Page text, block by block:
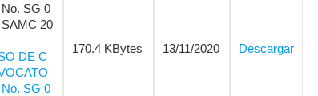
No. SG 0
20
DE C
No. SG 0
170.4 KBytes 13/11/2020 Descargar